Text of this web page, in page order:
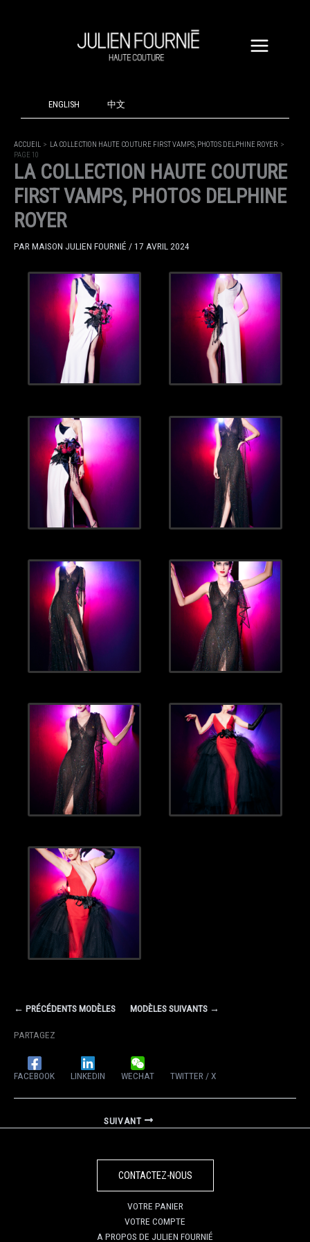
ENGLISH 中文
ACCUEIL
LA COLLECTION HAUTE COUTURE FIRST VAMPS, PHOTOS DELPHINE ROYER
PAGE 10
LA COLLECTION HAUTE COUTURE
FIRST VAMPS, PHOTOS DELPHINE
ROYER
PAR MAISON JULIEN FOURNIÉ /17 AVRIL 2024
← PRÉCÉDENTS MODÈLES MODÈLES SUIVANTS →
PARTAGEZ
FACEBOOK LINKEDIN WECHAT TWITTER / X
SUIVANT
CONTACTEZ-NOUS
VOTRE PANIER
VOTRE COMPTE
A PROPOS DE JULIEN FOURNIÉ